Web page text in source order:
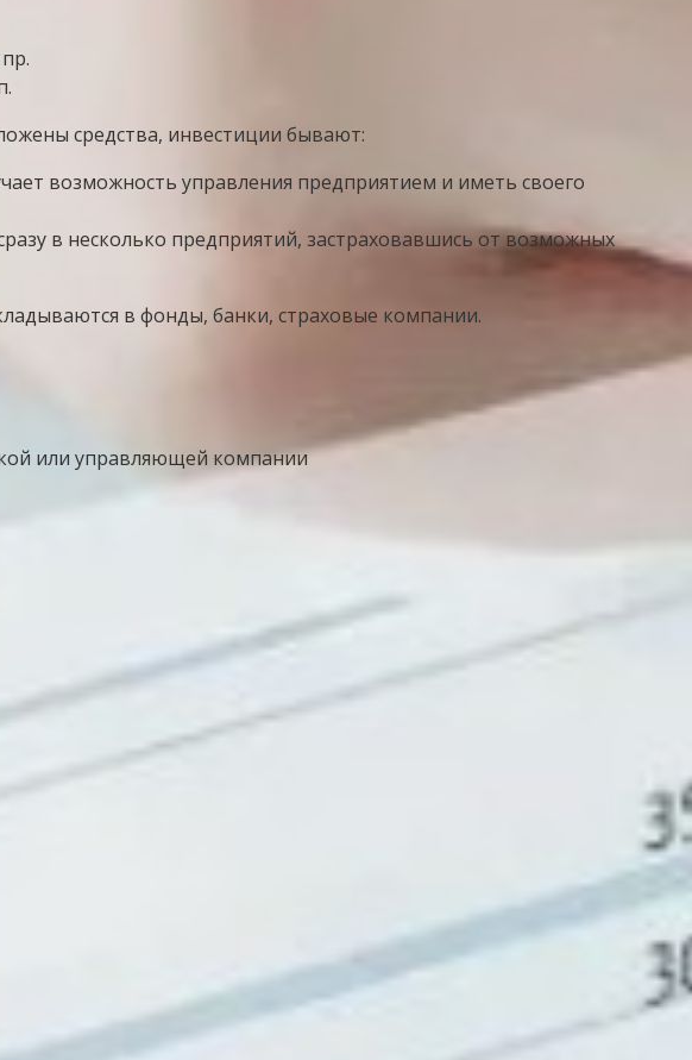
средства, инвестиции бывают:
возможность управления предприятием и иметь своего
в несколько предприятий, застраховавшись от возможных
в фонды, банки, страховые компании.
или управляющей компании